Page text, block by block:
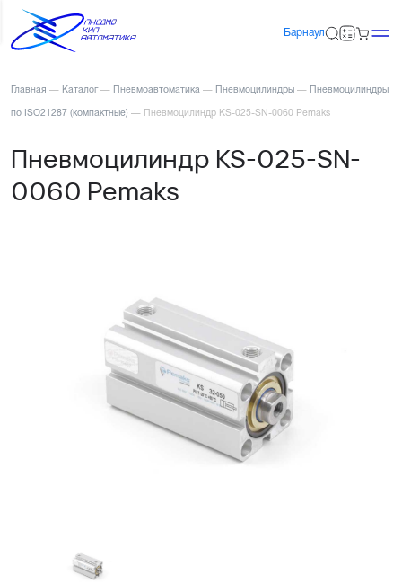
Барнаул
Главная — Каталог — Пневмоавтоматика — Пневмоцилиндры — Пневмоцилиндры
по ISO21287 (компактные) — Пневмоцилиндр KS-025-SN-0060 Pemaks
Пневмоцилиндр KS-025-SN-
0060 Pemaks